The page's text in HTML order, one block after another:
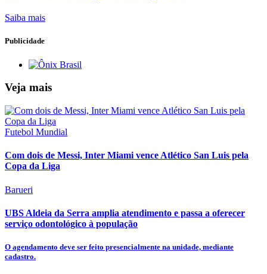
Saiba mais
Publicidade
Veja mais
Futebol Mundial
Com dois de Messi, Inter Miami vence Atlético San Luis pela
Copa da Liga
Barueri
UBS Aldeia da Serra amplia atendimento e passa a oferecer
serviço odontológico à população
O agendamento deve ser feito presencialmente na unidade, mediante
cadastro.